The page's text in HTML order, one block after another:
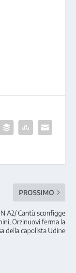
PROSSIMO
A2/ Cantù sconfigge
Orzinuovi ferma la
della capolista Udine